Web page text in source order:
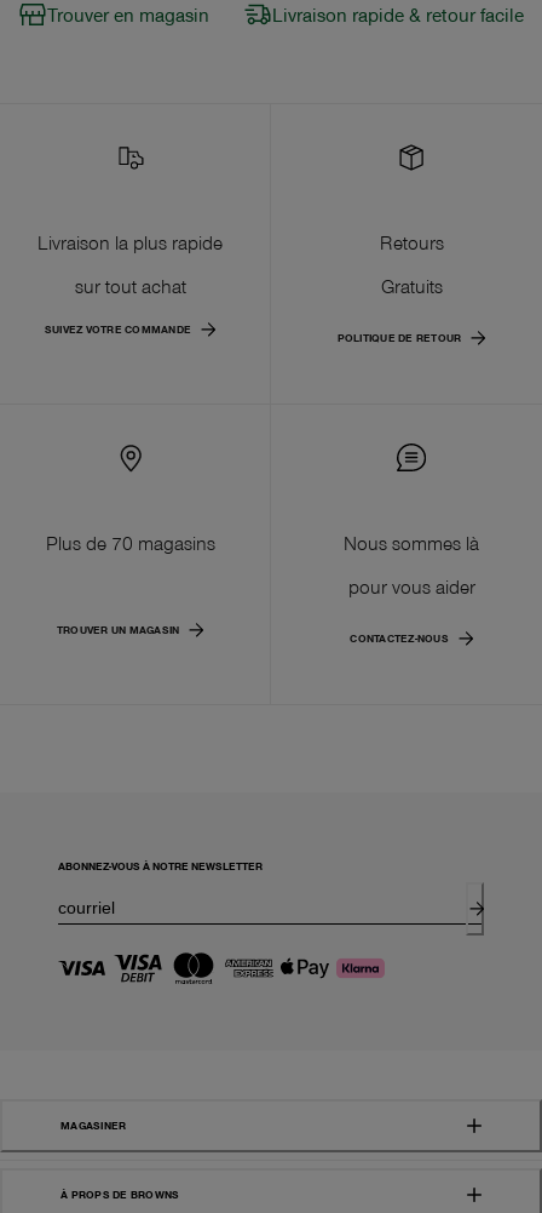
Trouver en magasin Livraison rapide & retour facile
Livraison la plus rapide
sur tout achat
SUIVEZ VOTRE COMMANDE
Retours
Gratuits
POLITIQUE DE RETOUR
Plus de 70 magasins
TROUVER UN MAGASIN
Nous sommes là
pour vous aider
CONTACTEZ-NOUS
ABONNEZ-VOUS À NOTRE NEWSLETTER
MAGASINER
À PROPS DE BROWNS